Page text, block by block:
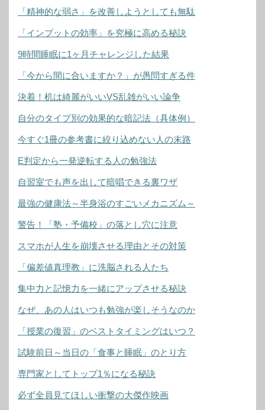
「精神的な弱さ」を改善しようとしても無駄
「インプットの効率」を究極に高める秘訣
9時間睡眠に1ヶ月チャレンジした結果
「今から間に合いますか？」が愚問すぎる件
決着！机は綺麗がいいVS乱雑がいい論争
自分のタイプ別の効果的な暗記法（具体例）
今すぐ1冊の参考書に絞り込めない人の末路
E判定から一発逆転する人の勉強法
自習室でも声を出して暗唱できる裏ワザ
最強の健康法～半身浴のすごいメカニズム～
警告！「塾・予備校」の落とし穴に注意
スマホが人生を崩壊させる理由とその対策
「偏差値真理教」に洗脳される人たち
集中力と記憶力を一緒にアップさせる秘訣
なぜ、あの人はいつも勉強が楽しそうなのか
「授業の復習」のベストタイミングはいつ？
試験前日～当日の「食事と睡眠」のとり方
専門家としてトップ1％になる秘訣
必ず全員見てほしい衝撃の大傑作映画